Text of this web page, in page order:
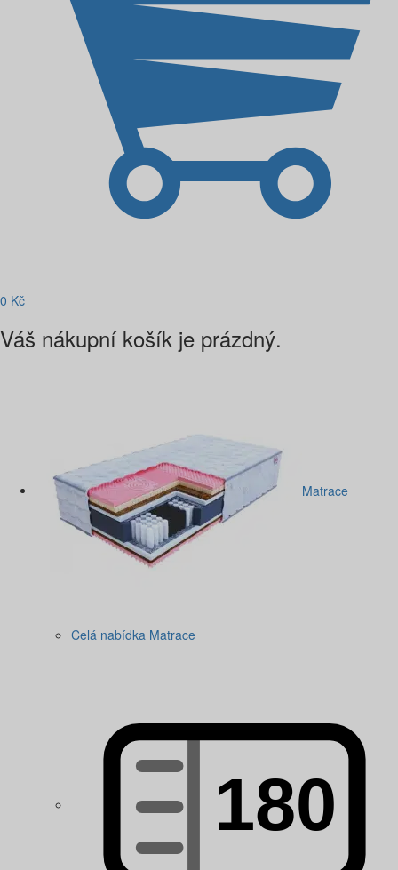
0 Kč
Váš nákupní košík je prázdný.
Matrace
Celá nabídka Matrace